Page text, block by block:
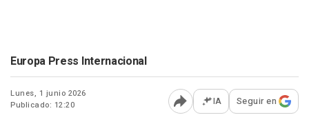
Europa Press Internacional
Lunes, 1 junio 2026
Publicado: 12:20
Abrir opciones para
IA Seguir en